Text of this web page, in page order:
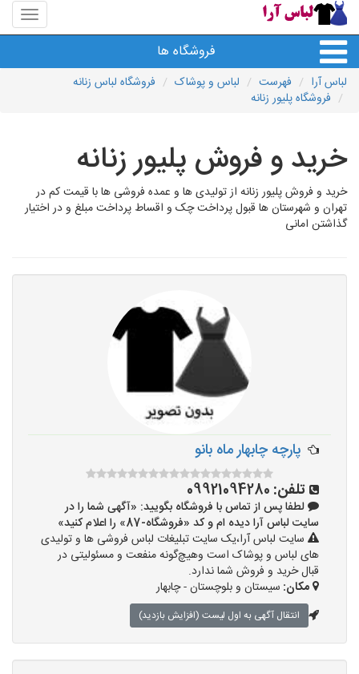
منوی
سایت
آرا
فروشگاه ها
لباس آرا فهرست لباس و پوشاک
فروشگاه لباس زنانه
فروشگاه پلیور زنانه
خرید و فروش پلیور زنانه
خرید و فروش پلیور زنانه از تولیدی ها و عمده فروشی ها با قیمت کم در
تهران و شهرستان ها قبول پرداخت چک و اقساط پرداخت مبلغ و در اختیار
گذاشتن امانی
پارچه چابهار ماه بانو
تلفن: 09921094280
لطفا پس از تماس با فروشگاه بگویید: «آگهی شما را در
سایت لباس آرا دیده ام و کد «فروشگاه-87» را اعلام کنید»
سایت لباس آرا،یک سایت تبلیغات لباس فروشی ها و تولیدی
های لباس و پوشاک است وهیچ‌گونه منفعت و مسئولیتی در
قبال خرید و فروش شما ندارد.
مکان: سیستان و بلوچستان - چابهار
انتقال آگهی به اول لیست (افزایش بازدید)